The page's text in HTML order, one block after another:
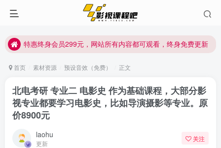
特惠终身会员299元，网站所有内容都可观看，终身免费更新
特惠终身会员299元，网站所有内容都可观看，终身免费更新
首页 素材资源 预设音效（免费） 正文
北电考研 专业二 电影史 作为基础课程，大部分影
视专业都要学习电影史，比如导演摄影等专业。原
价8900元
laohu
更新
关注